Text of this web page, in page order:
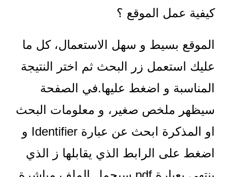
كيفية عمل الموقع ؟
الموقع بسيط و سهل الاستعمال، كل ما
عليك استعمل زر البحث ثم اختر النتيجة
المناسبة و اضغط عليها.في الصفحة
سيظهر ملخص صغير، و معلومات البحث
او المذكرة ابحث عن عبارة Identifier و
اضغط على الرابط الذي يقابلها ز الذي